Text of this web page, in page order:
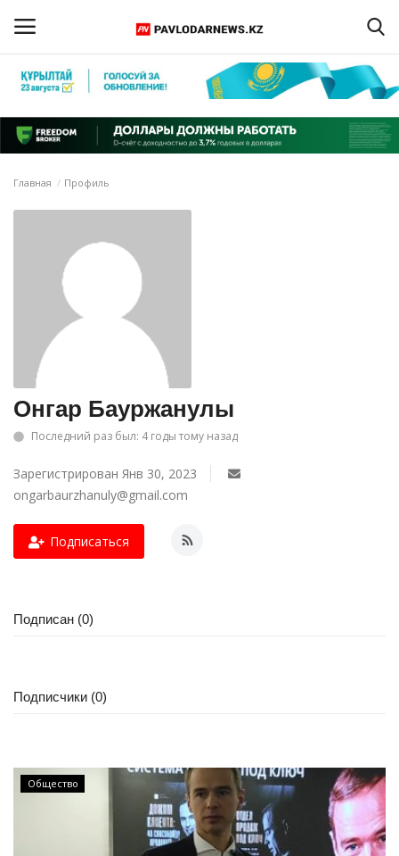
Регистрация
Главная
ПАВЛОДАРСКАЯ ОБЛАСТЬ
КАЗАХСТАН
СПЕЦПРОЕКТЫ
СПОРТ
Чек-лист
РАЗВЛЕЧЕНИЯ
Курултай
Қазақша Русский
Главная Профиль
Онгар Бауржанулы
Последний раз был: 4 годы тому назад
Зарегистрирован Янв 30, 2023
ongarbaurzhanuly@gmail.com
Подписаться
Подписан (0)
Подписчики (0)
Общество